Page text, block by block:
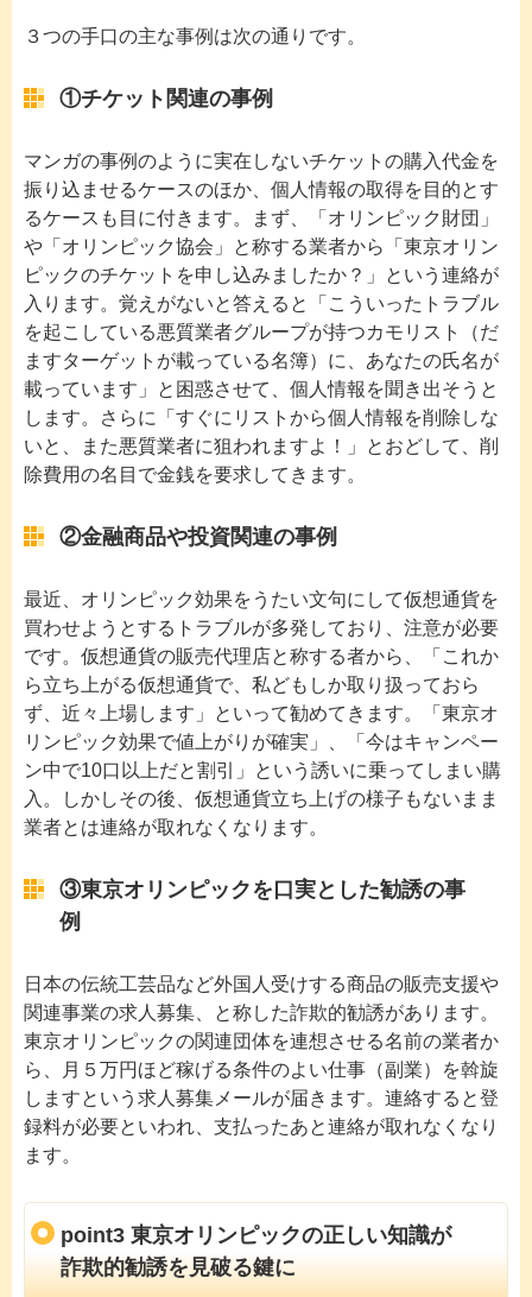
３つの手口の主な事例は次の通りです。
①チケット関連の事例
マンガの事例のように実在しないチケットの購入代金を
振り込ませるケースのほか、個人情報の取得を目的とす
るケースも目に付きます。まず、「オリンピック財団」
や「オリンピック協会」と称する業者から「東京オリン
ピックのチケットを申し込みましたか？」という連絡が
入ります。覚えがないと答えると「こういったトラブル
を起こしている悪質業者グループが持つカモリスト（だ
ますターゲットが載っている名簿）に、あなたの氏名が
載っています」と困惑させて、個人情報を聞き出そうと
します。さらに「すぐにリストから個人情報を削除しな
いと、また悪質業者に狙われますよ！」とおどして、削
除費用の名目で金銭を要求してきます。
②金融商品や投資関連の事例
最近、オリンピック効果をうたい文句にして仮想通貨を
買わせようとするトラブルが多発しており、注意が必要
です。仮想通貨の販売代理店と称する者から、「これか
ら立ち上がる仮想通貨で、私どもしか取り扱っておら
ず、近々上場します」といって勧めてきます。「東京オ
リンピック効果で値上がりが確実」、「今はキャンペー
ン中で10口以上だと割引」という誘いに乗ってしまい購
入。しかしその後、仮想通貨立ち上げの様子もないまま
業者とは連絡が取れなくなります。
③東京オリンピックを口実とした勧誘の事
例
日本の伝統工芸品など外国人受けする商品の販売支援や
関連事業の求人募集、と称した詐欺的勧誘があります。
東京オリンピックの関連団体を連想させる名前の業者か
ら、月５万円ほど稼げる条件のよい仕事（副業）を斡旋
しますという求人募集メールが届きます。連絡すると登
録料が必要といわれ、支払ったあと連絡が取れなくなり
ます。
point3 東京オリンピックの正しい知識が
詐欺的勧誘を見破る鍵に